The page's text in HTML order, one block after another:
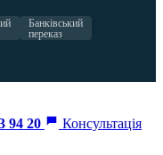
Банківський
переказ
94 20 Консультація